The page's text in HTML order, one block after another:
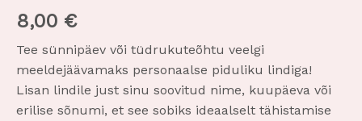
8,00 €
Tee sünnipäev või tüdrukuteõhtu veelgi
meeldejäävamaks personaalse piduliku lindiga!
Lisan lindile just sinu soovitud nime, kuupäeva või
erilise sõnumi, et see sobiks ideaalselt tähistamise